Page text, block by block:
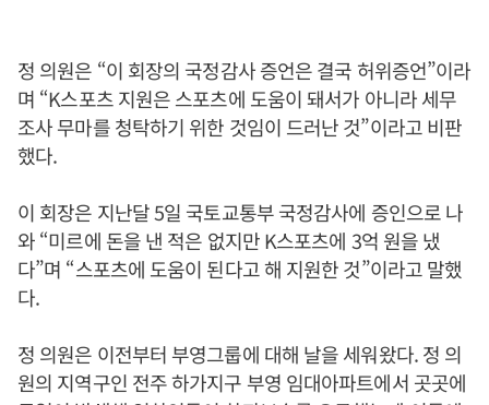
정 의원은 “이 회장의 국정감사 증언은 결국 허위증언”이라
며 “K스포츠 지원은 스포츠에 도움이 돼서가 아니라 세무
조사 무마를 청탁하기 위한 것임이 드러난 것”이라고 비판
했다.
이 회장은 지난달 5일 국토교통부 국정감사에 증인으로 나
와 “미르에 돈을 낸 적은 없지만 K스포츠에 3억 원을 냈
다”며 “스포츠에 도움이 된다고 해 지원한 것”이라고 말했
다.
정 의원은 이전부터 부영그룹에 대해 날을 세워왔다. 정 의
원의 지역구인 전주 하가지구 부영 임대아파트에서 곳곳에